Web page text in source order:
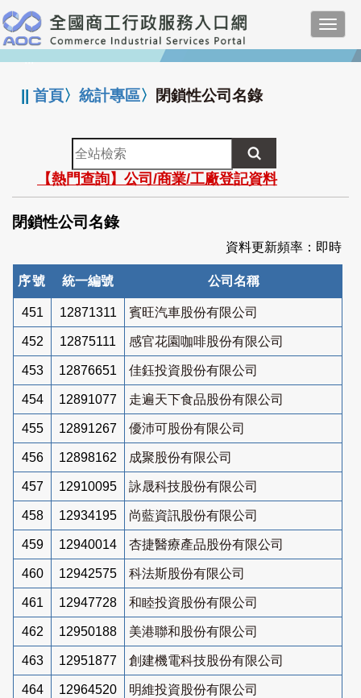
跳
到
主
要
:::
||首頁〉統計專區〉 閉鎖性公司名錄
全
站
檢
索
【熱門查詢】公司/商業/工廠登記資料
閉鎖性公司名錄
資料更新頻率：即時
序號 統一編號 公司名稱
451 12871311 賓旺汽車股份有限公司
452 12875111 感官花園咖啡股份有限公司
453 12876651 佳鈺投資股份有限公司
454 12891077 走遍天下食品股份有限公司
455 12891267 優沛可股份有限公司
456 12898162 成聚股份有限公司
457 12910095 詠晟科技股份有限公司
458 12934195 尚藍資訊股份有限公司
459 12940014 杏捷醫療產品股份有限公司
460 12942575 科法斯股份有限公司
461 12947728 和睦投資股份有限公司
462 12950188 美港聯和股份有限公司
463 12951877 創建機電科技股份有限公司
464 12964520 明維投資股份有限公司